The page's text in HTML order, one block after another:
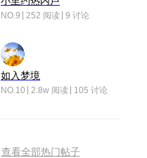
NO.9 252 阅读 9 讨论
如入梦境
NO.10 2.8w 阅读 105 讨论
查看全部热门帖子